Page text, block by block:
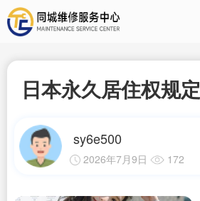
日本永久居住权规定
sy6e500
2026年7月9日 172